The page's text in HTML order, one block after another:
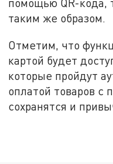
помощью QR-кода,
таким же образом.
Отметим, что
картой будет
которые пройдут
оплатой товаров с
сохранятся и